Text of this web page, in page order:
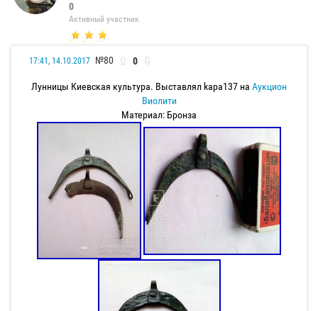
0
Активный участник
17:41, 14.10.2017 №80 0
Лунницы Киевская культура. Выставлял kapa137 на Аукцион
Виолити
Материал: Бронза